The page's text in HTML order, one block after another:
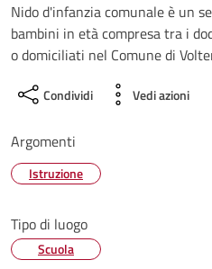
Nido d'infanzia comunale è un
bambini in età compresa tra i
o domiciliati nel Comune di
Condividi Vedi azioni
Argomenti
Istruzione
Tipo di luogo
Scuola